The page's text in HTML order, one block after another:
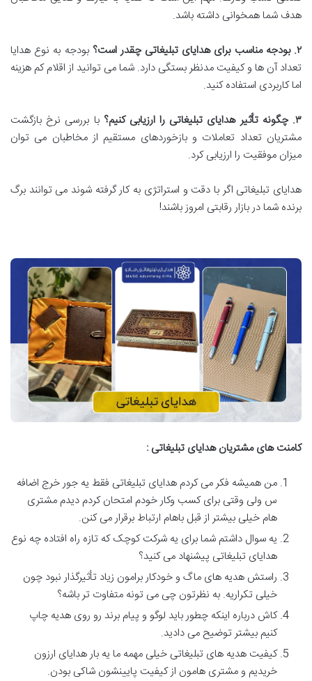
هدف شما همخوانی داشته باشد.
۲.بودجه مناسب برای هدایای تبلیغاتی چقدر است؟ بودجه به نوع هدایا
تعداد آن ها و کیفیت مدنظر بستگی دارد. شما می توانید از اقلام کم هزینه
اما کاربردی استفاده کنید.
۳.چگونه تأثیر هدایای تبلیغاتی را ارزیابی کنیم؟ با بررسی نرخ بازگشت
مشتریان تعداد تعاملات و بازخوردهای مستقیم از مخاطبان می توان
میزان موفقیت را ارزیابی کرد.
هدایای تبلیغاتی اگر با دقت و استراتژی به کار گرفته شوند می توانند برگ
برنده شما در بازار رقابتی امروز باشند!
کامنت های مشتریان هدایای تبلیغاتی :
من همیشه فکر می کردم هدایای تبلیغاتی فقط یه جور خرج اضافه
س ولی وقتی برای کسب وکار خودم امتحان کردم دیدم مشتری
هام خیلی بیشتر از قبل باهام ارتباط برقرار می کنن.
یه سوال داشتم شما برای یه شرکت کوچک که تازه راه افتاده چه نوع
هدایای تبلیغاتی پیشنهاد می کنید؟
راستش هدیه های ماگ و خودکار برامون زیاد تأثیرگذار نبود چون
خیلی تکراریه. به نظرتون چی می تونه متفاوت تر باشه؟
کاش درباره اینکه چطور باید لوگو و پیام برند رو روی هدیه چاپ
کنیم بیشتر توضیح می دادید.
کیفیت هدیه های تبلیغاتی خیلی مهمه ما یه بار هدایای ارزون
خریدیم و مشتری هامون از کیفیت پایینشون شاکی بودن.